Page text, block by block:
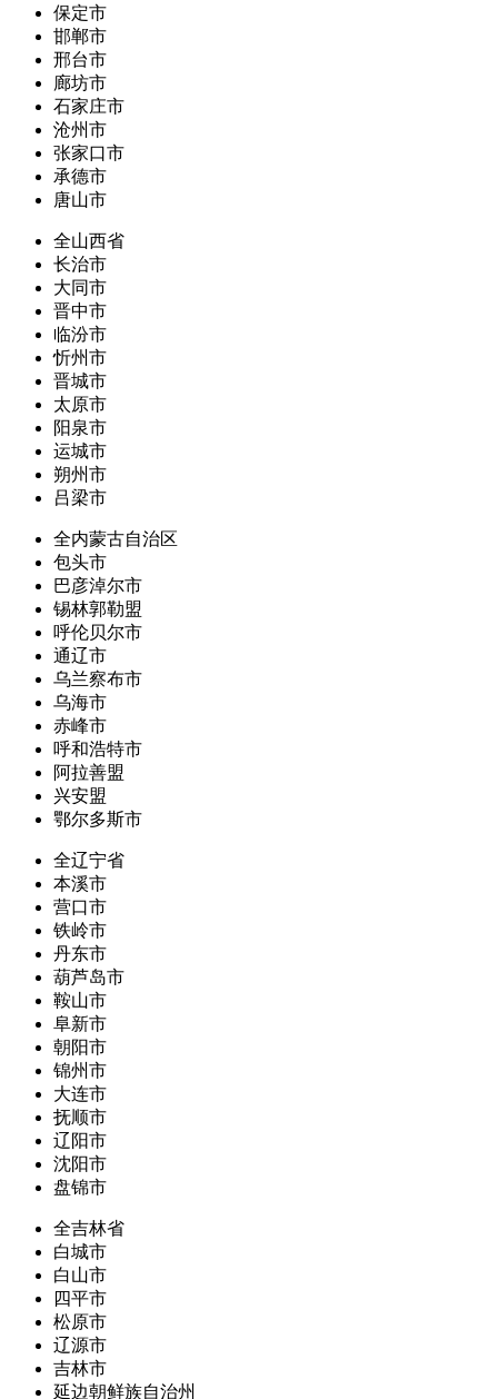
保定市
邯郸市
邢台市
廊坊市
石家庄市
沧州市
张家口市
承德市
唐山市
全山西省
长治市
大同市
晋中市
临汾市
忻州市
晋城市
太原市
阳泉市
运城市
朔州市
吕梁市
全内蒙古自治区
包头市
巴彦淖尔市
锡林郭勒盟
呼伦贝尔市
通辽市
乌兰察布市
乌海市
赤峰市
呼和浩特市
阿拉善盟
兴安盟
鄂尔多斯市
全辽宁省
本溪市
营口市
铁岭市
丹东市
葫芦岛市
鞍山市
阜新市
朝阳市
锦州市
大连市
抚顺市
辽阳市
沈阳市
盘锦市
全吉林省
白城市
白山市
四平市
松原市
辽源市
吉林市
延边朝鲜族自治州